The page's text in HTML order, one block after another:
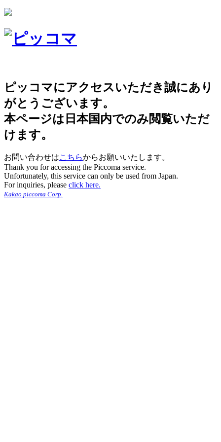
ピッコマにアクセスいただき誠にあり
がとうございます。
本ページは日本国内でのみ閲覧いただ
けます。
お問い合わせはこちらからお願いいたします。
Thank you for accessing the Piccoma service.
Unfortunately, this service can only be used from Japan.
For inquiries, please click here.
Kakao piccoma Corp.